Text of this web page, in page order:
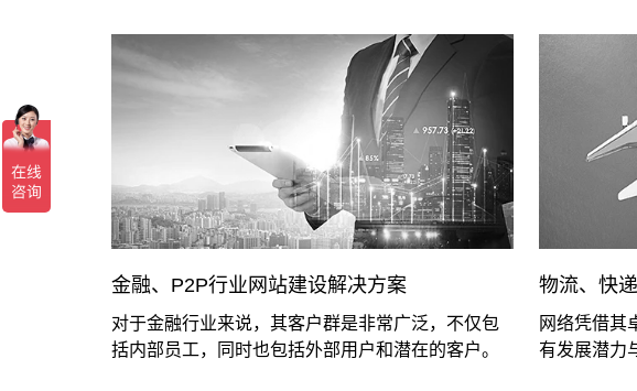
物流、快递行业网站建设解决方案
网络凭借其卓越的互动性与便捷的交流手段正成为
有发展潜力与前途的新兴媒体，成为众商家倍为关
旅游、交
旅游行业
活的富裕，